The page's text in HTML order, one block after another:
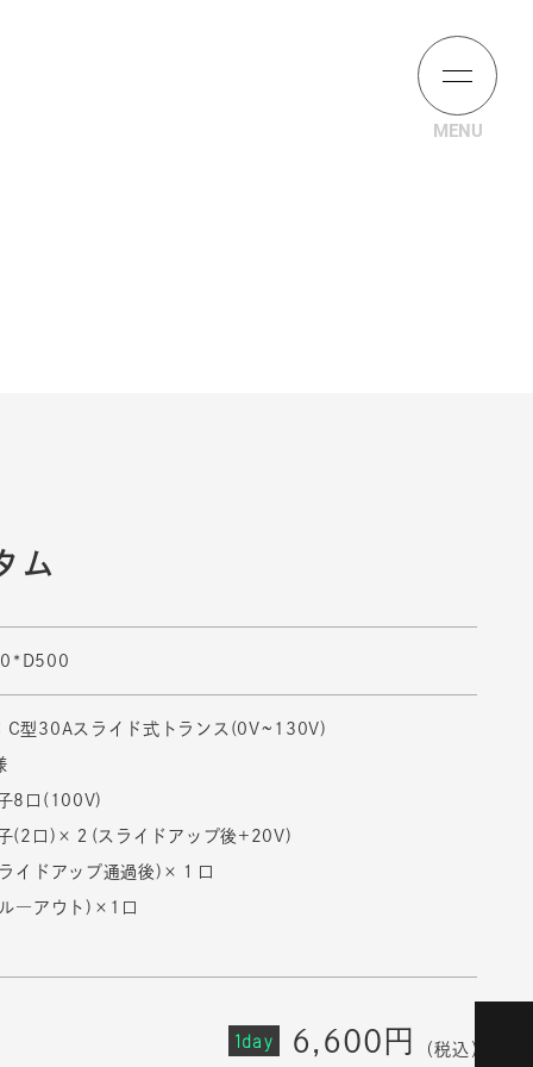
ム
C型30Aスライド式トランス(0V~130V)
8口(100V)
子(2口)×２(スライドアップ後+20V)
イドアップ通過後)×１口
ル―アウト)×1口
1day 6,600円 （税込）